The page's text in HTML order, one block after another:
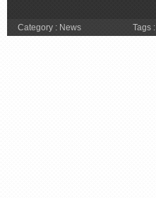
Category : News Tags :